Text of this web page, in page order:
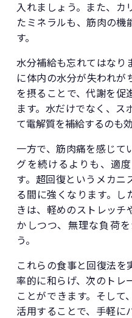
入れましょう。また、カ
たミネラルも、筋肉の機
す。
水分補給も忘れてはなり
に体内の水分が失われが
を摂ることで、代謝を促
ます。水だけでなく、ス
て電解質を補給するのも効
一方で、筋肉痛を感じて
グを続けるよりも、適
す。超回復というメカニ
る間に強くなります。し
きは、軽めのストレッチ
かしつつ、無理な負荷
う。
これらの食事と回復法を
率的に和らげ、次のトレ
ことができます。そして
活用することで、手軽に